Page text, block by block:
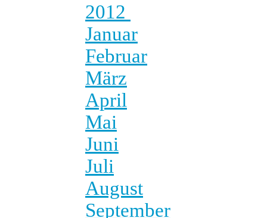
2012
Januar
Februar
März
April
Mai
Juni
Juli
August
September